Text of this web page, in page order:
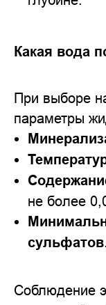
Какая вода
При выборе
параметры
не более
сульфатов.
Соблюдение